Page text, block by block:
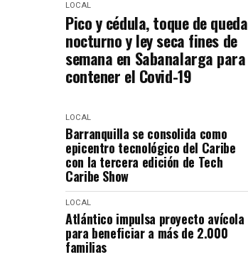
LOCAL
Pico y cédula, toque de queda
nocturno y ley seca fines de
semana en Sabanalarga para
contener el Covid-19
LOCAL
Barranquilla se consolida como
epicentro tecnológico del Caribe
con la tercera edición de Tech
Caribe Show
LOCAL
Atlántico impulsa proyecto avícola
para beneficiar a más de 2.000
familias